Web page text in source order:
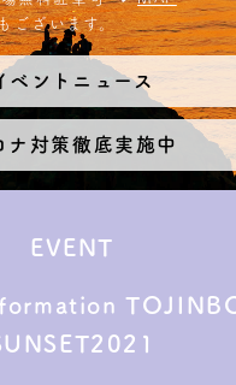
ございます。
ベントニュース
ナ対策徹底実施中
EVENT